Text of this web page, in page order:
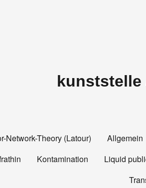
kunststelle
Network-Theory (Latour) Allgemein
Kontamination Liquid